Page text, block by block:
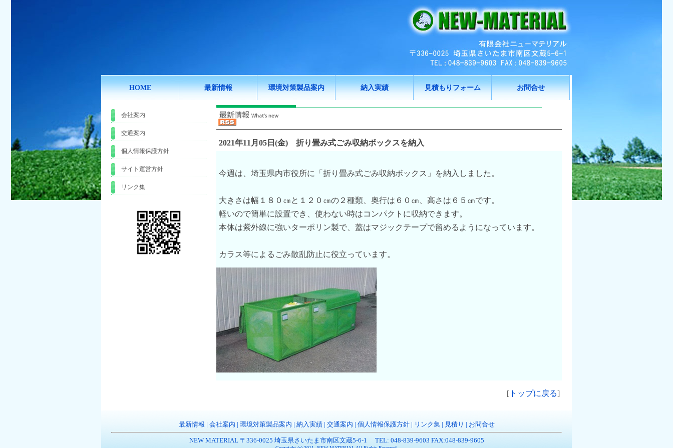
HOME 最新情報 環境対策製品案内 納入実績 見積もりフォーム お問合せ
会社案内
交通案内
個人情報保護方針
サイト運営方針
リンク集
2021年11月05日(金) 折り畳み式ごみ収納ボックスを納入
今週は、埼玉県内市役所に「折り畳み式ごみ収納ボックス」を納入しました。
大きさは幅１８０㎝と１２０㎝の２種類、奥行は６０㎝、高さは６５㎝です。
軽いので簡単に設置でき、使わない時はコンパクトに収納できます。
本体は紫外線に強いターポリン製で、蓋はマジックテープで留めるようになっています。
カラス等によるごみ散乱防止に役立っています。
[ トップに戻る]
最新情報 会社案内 環境対策製品案内 納入実績| 交通案内 個人情報保護方針| リンク集| 見積り お問合せ
NEW MATERIAL 〒336-0025 埼玉県さいたま市南区文蔵5-6-1 TEL: 048-839-9603 FAX:048-839-9605